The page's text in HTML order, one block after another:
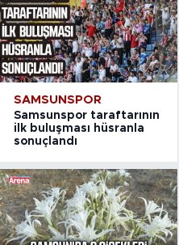
SAMSUNSPOR
Samsunspor taraftarının
ilk buluşması hüsranla
sonuçlandı